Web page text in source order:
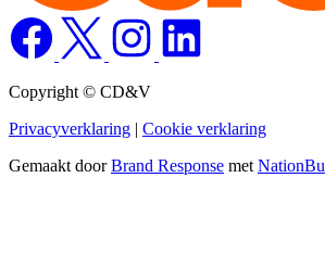
Copyright © CD&V
Privacyverklaring | Cookie verklaring
Gemaakt doorBrand Response met